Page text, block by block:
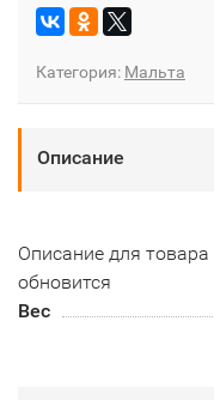
Категория: Мальта
Описание
Описание для товара
обновится
Вес